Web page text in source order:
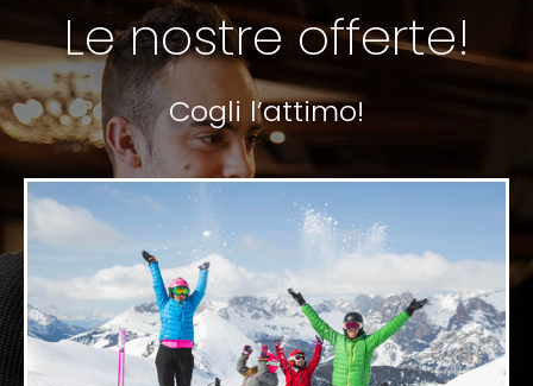
Le nostre offerte!
Cogli l’attimo!